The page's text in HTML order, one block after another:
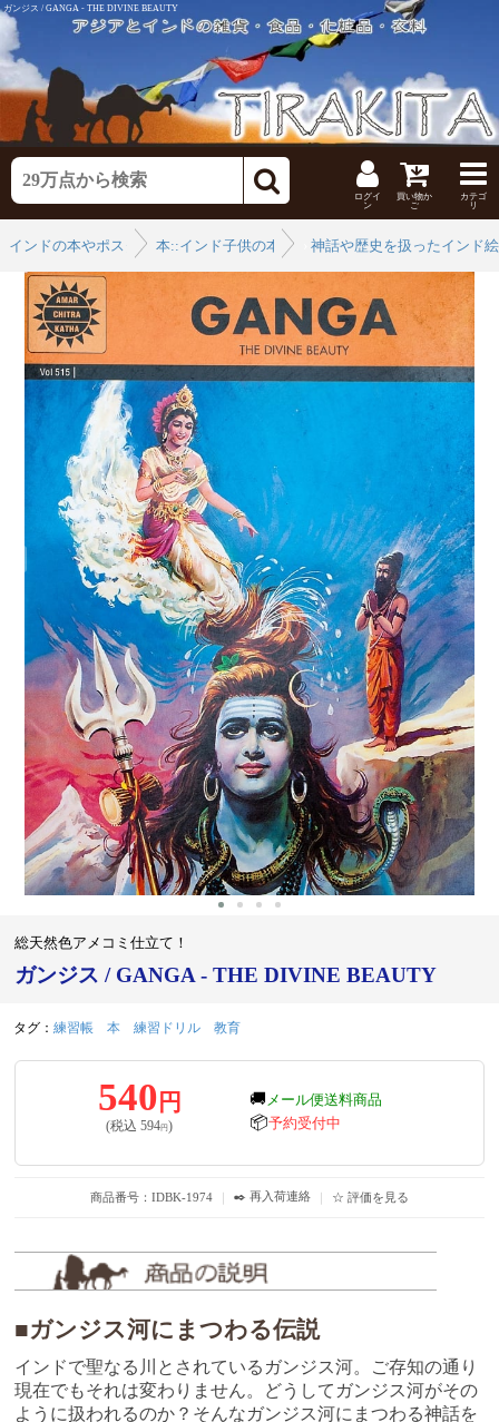
ガンジス / GANGA - THE DIVINE BEAUTY
ログイ
ン
買い物か
ご
カテゴ
リ
インドの本やポスター 本::インド子供の本 神話や歴史を扱ったインド
総天然色アメコミ仕立て！
ガンジス / GANGA - THE DIVINE BEAUTY
タグ： 練習帳 本 練習ドリル 教育
540 円
(税込594円)
🚚 メール便送料商品
📦予約受付中
商品番号：IDBK-1974 ｜ ✒️ 再入荷連絡 ｜ ☆ 評価を見る
■ガンジス河にまつわる伝説
インドで聖なる川とされているガンジス河。ご存知の通り
現在でもそれは変わりません。どうしてガンジス河がその
ように扱われるのか？そんなガンジス河にまつわる神話を